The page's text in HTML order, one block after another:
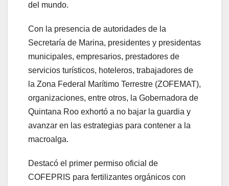
del mundo.
Con la presencia de autoridades de la
Secretaría de Marina, presidentes y presidentas
municipales, empresarios, prestadores de
servicios turísticos, hoteleros, trabajadores de
la Zona Federal Marítimo Terrestre (ZOFEMAT),
organizaciones, entre otros, la Gobernadora de
Quintana Roo exhortó a no bajar la guardia y
avanzar en las estrategias para contener a la
macroalga.
Destacó el primer permiso oficial de
COFEPRIS para fertilizantes orgánicos con